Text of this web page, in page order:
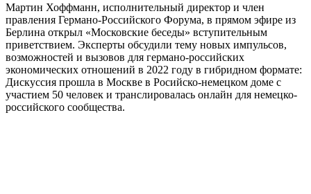
Мартин Хоффманн, исполнительный директор и член
правления Германо-Российского Форума, в прямом эфире из
Берлина открыл «Московские беседы» вступительным
приветствием. Эксперты обсудили тему новых импульсов,
возможностей и вызовов для германо-российских
экономических отношений в 2022 году в гибридном формате:
Дискуссия прошла в Москве в Росийско-немецком доме с
участием 50 человек и транслировалась онлайн для немецко-
российского сообщества.